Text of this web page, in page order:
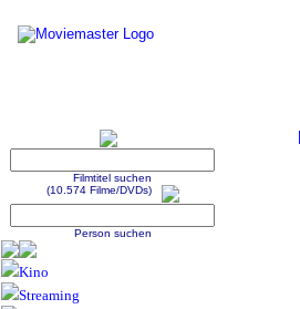
Filmtitel suchen
(10.574 Filme/DVDs)
Person suchen
Kino
Streaming